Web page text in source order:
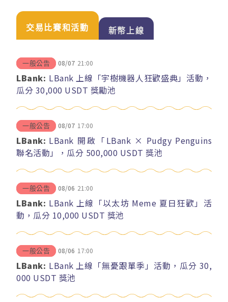
交易比賽和活動 新幣上線
一般公告 08/07 21:00
LBank: LBank 上線「宇樹機器人狂歡盛典」活動，
瓜分 30,000 USDT 獎勵池
一般公告 08/07 17:00
LBank: LBank 開啟「LBank × Pudgy Penguins
聯名活動」，瓜分 500,000 USDT 獎池
一般公告 08/06 21:00
LBank: LBank 上線「以太坊 Meme 夏日狂歡」活
動，瓜分 10,000 USDT 獎池
一般公告 08/06 17:00
LBank: LBank 上線「無憂跟單季」活動，瓜分 30,
000 USDT 獎池